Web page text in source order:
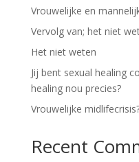
Vrouwelijke en
Vervolg van; het niet
Het niet weten
Jij bent sexual healing
healing nou precies?
Vrouwelijke
Recent